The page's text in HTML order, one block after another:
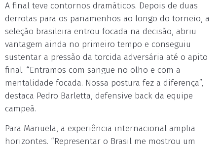
A final teve contornos dramáticos. Depois de duas
derrotas para os panamenhos ao longo do torneio, a
seleção brasileira entrou focada na decisão, abriu
vantagem ainda no primeiro tempo e conseguiu
sustentar a pressão da torcida adversária até o apito
final. “Entramos com sangue no olho e com a
mentalidade focada. Nossa postura fez a diferença”,
destaca Pedro Barletta, defensive back da equipe
campeã.
Para Manuela, a experiência internacional amplia
horizontes. “Representar o Brasil me mostrou um